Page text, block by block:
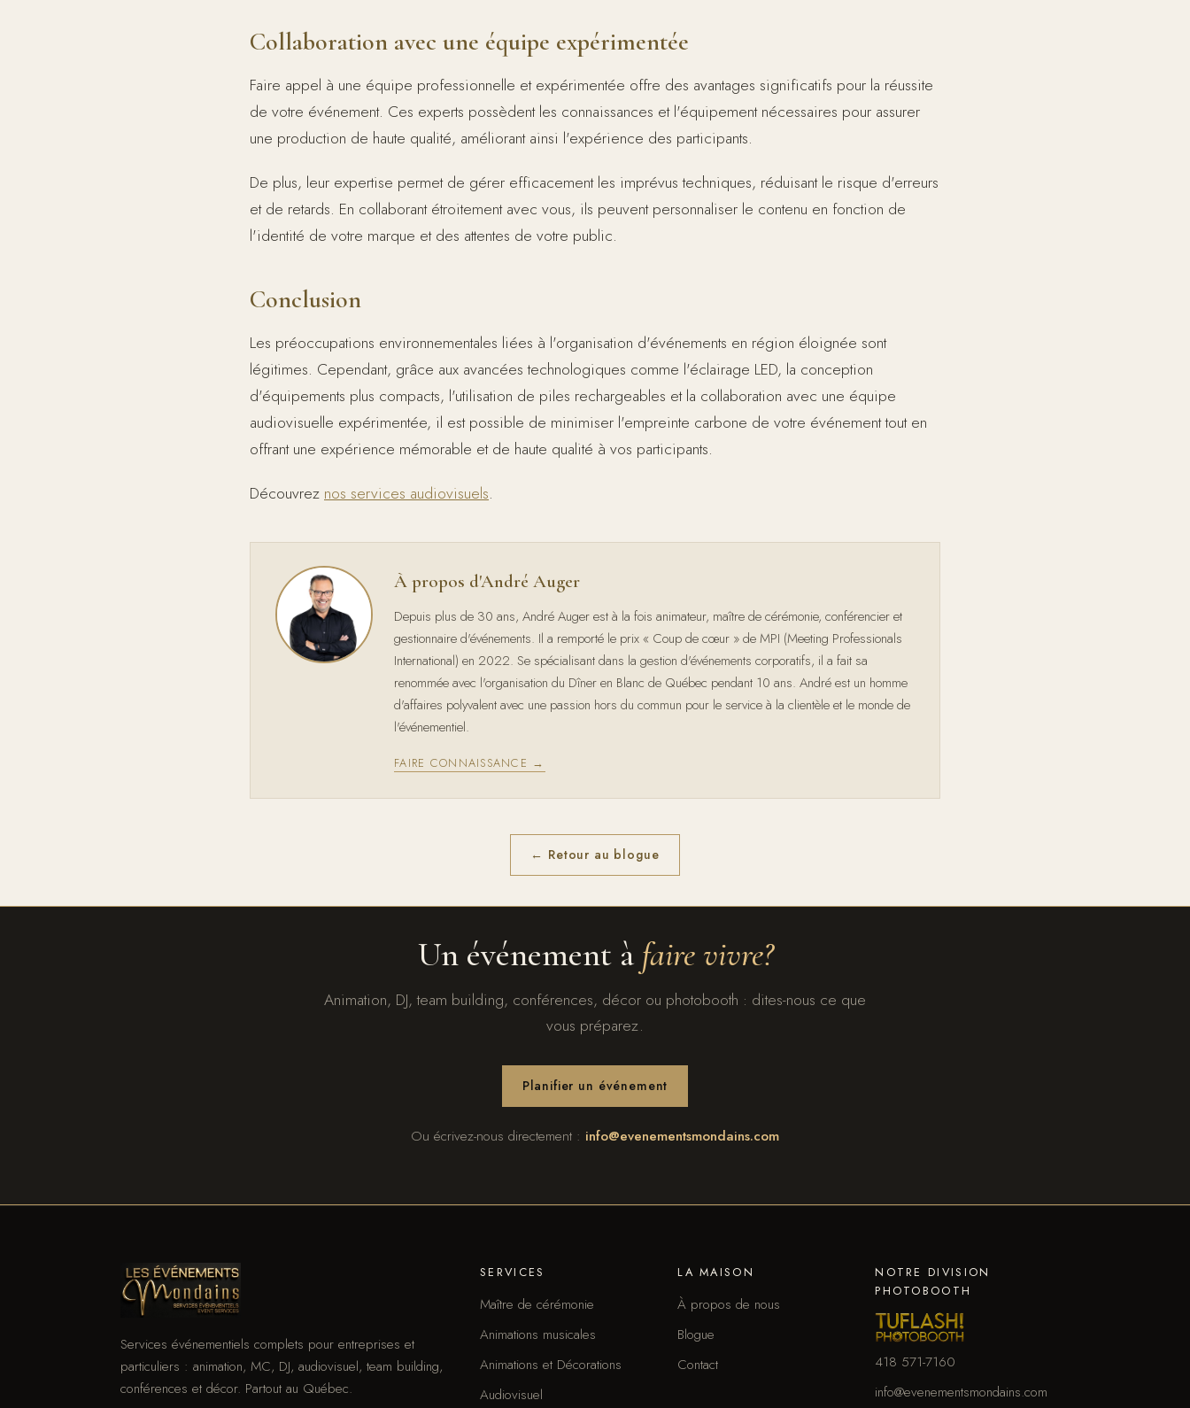
Collaboration avec une équipe expérimentée
Faire appel à une équipe professionnelle et expérimentée offre des avantages significatifs pour la réussite
de votre événement. Ces experts possèdent les connaissances et l'équipement nécessaires pour assurer
une production de haute qualité, améliorant ainsi l'expérience des participants.
De plus, leur expertise permet de gérer efficacement les imprévus techniques, réduisant le risque d'erreurs
et de retards. En collaborant étroitement avec vous, ils peuvent personnaliser le contenu en fonction de
l'identité de votre marque et des attentes de votre public.
Conclusion
Les préoccupations environnementales liées à l'organisation d'événements en région éloignée sont
légitimes. Cependant, grâce aux avancées technologiques comme l'éclairage LED, la conception
d'équipements plus compacts, l'utilisation de piles rechargeables et la collaboration avec une équipe
audiovisuelle expérimentée, il est possible de minimiser l'empreinte carbone de votre événement tout en
offrant une expérience mémorable et de haute qualité à vos participants.
Découvrez nos services audiovisuels.
À propos d'André Auger
Depuis plus de 30 ans, André Auger est à la fois animateur, maître de cérémonie, conférencier et
gestionnaire d'événements. Il a remporté le prix « Coup de cœur » de MPI (Meeting Professionals
International) en 2022. Se spécialisant dans la gestion d'événements corporatifs, il a fait sa
renommée avec l'organisation du Dîner en Blanc de Québec pendant 10 ans. André est un homme
d'affaires polyvalent avec une passion hors du commun pour le service à la clientèle et le monde de
l'événementiel.
FAIRE CONNAISSANCE →
← Retour au blogue
Un événement à faire vivre?
Animation, DJ, team building, conférences, décor ou photobooth : dites-nous ce que
vous préparez.
Planifier un événement
Ou écrivez-nous directement : info@evenementsmondains.com
Services événementiels complets pour entreprises et
particuliers : animation, MC, DJ, audiovisuel, team building,
conférences et décor. Partout au Québec.
SERVICES
Maître de cérémonie
Animations musicales
Animations et Décorations
Audiovisuel
LA MAISON
À propos de nous
Blogue
Contact
NOTRE DIVISION
PHOTOBOOTH
418 571-7160
info@evenementsmondains.com